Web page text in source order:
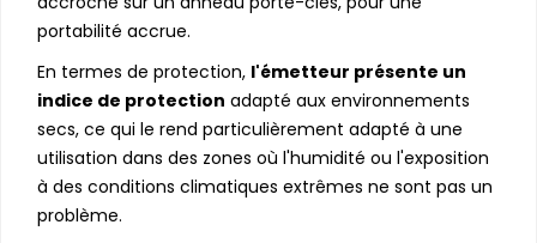
portabilité accrue.
En termes de protection, l'émetteur présente un
indice de protection adapté aux environnements
secs, ce qui le rend particulièrement adapté à une
utilisation dans des zones où l'humidité ou l'exposition
à des conditions climatiques extrêmes ne sont pas un
problème.